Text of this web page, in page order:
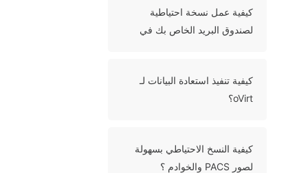
كيفية عمل نسخة احتياطية
لصندوق البريد الخاص بك في
كيفية تنفيذ استعادة البيانات لـ
oVirt؟
كيفية النسخ الاحتياطي بسهولة
لصور PACS والخوادم ؟